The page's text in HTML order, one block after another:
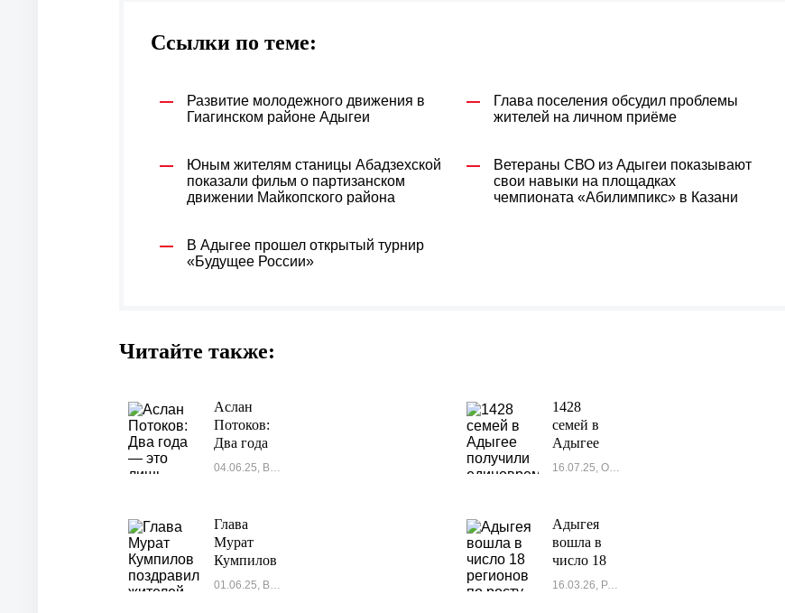
Ссылки по теме:
Развитие молодежного движения в
Гиагинском районе Адыгеи
Глава поселения обсудил проблемы
жителей на личном приёме
Юным жителям станицы Абадзехской
показали фильм о партизанском
движении Майкопского района
Ветераны СВО из Адыгеи показывают
свои навыки на площадках
чемпионата «Абилимпикс» в Казани
В Адыгее прошел открытый турнир
«Будущее России»
Читайте также:
Аслан
Потоков:
Два года
— это
04.06.25, Власть
1428
семей в
Адыгее
получили
рождении
ребенка с
начала
2025 года
16.07.25, Общество-1
Глава
Мурат
Кумпилов
поздравил01.06.25, Власть
Адыгея
вошла в
число 18
регионов16.03.26, Россия